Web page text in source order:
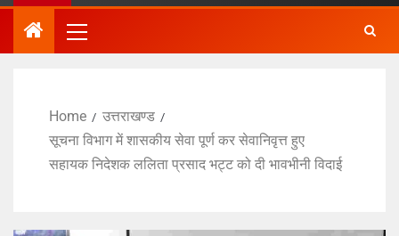
Home
उत्तराखण्ड
सूचना विभाग में शासकीय सेवा पूर्ण कर सेवानिवृत्त हुए
सहायक निदेशक ललिता प्रसाद भट्ट को दी भावभीनी विदाई